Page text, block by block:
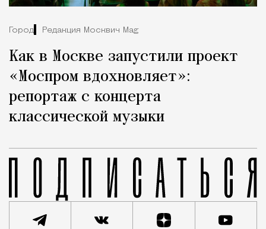
Город Редакция Москвич Mag
Как в Москве запустили проект
«Моспром вдохновляет»:
репортаж с концерта
классической музыки